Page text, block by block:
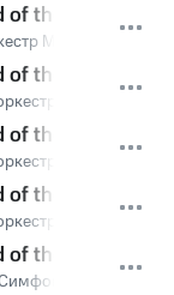
the invisible
Мариинского
the invisible
Мариинского
of the invisible
Мариинского
of the invisible
Мариинского
the invisible